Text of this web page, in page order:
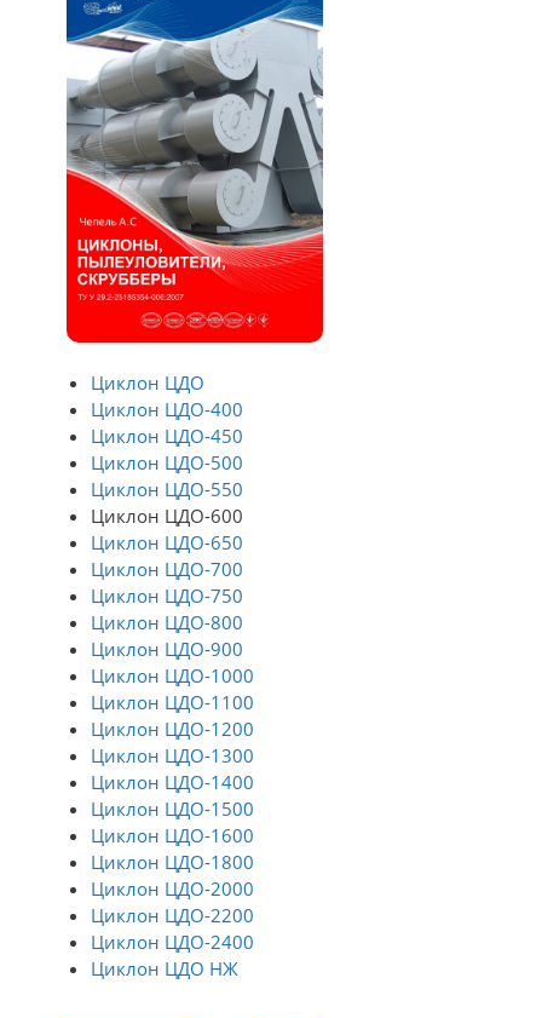
Циклон ЦДО
Циклон ЦДО-400
Циклон ЦДО-450
Циклон ЦДО-500
Циклон ЦДО-550
Циклон ЦДО-600
Циклон ЦДО-650
Циклон ЦДО-700
Циклон ЦДО-750
Циклон ЦДО-800
Циклон ЦДО-900
Циклон ЦДО-1000
Циклон ЦДО-1100
Циклон ЦДО-1200
Циклон ЦДО-1300
Циклон ЦДО-1400
Циклон ЦДО-1500
Циклон ЦДО-1600
Циклон ЦДО-1800
Циклон ЦДО-2000
Циклон ЦДО-2200
Циклон ЦДО-2400
Циклон ЦДО НЖ